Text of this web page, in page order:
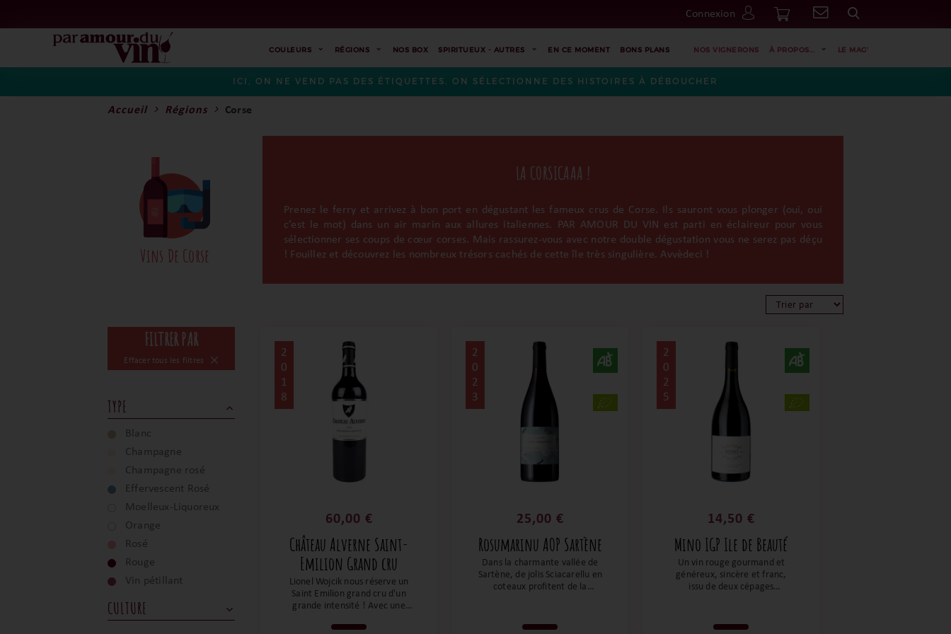
Connexion
Go
COULEURS RÉGIONS NOS BOX SPIRITUEUX - AUTRES EN CE MOMENT BONS PLANS NOS VIGNERONS À PROPOS... LE MAG'
ICI, ON NE VEND PAS DES ÉTIQUETTES. ON SÉLECTIONNE DES HISTOIRES À DÉBOUCHER
Accueil Régions Corse
Vins De Corse
LA CORSICAAA !
Prenez le ferry et arrivez à bon port en dégustant les fameux crus de Corse. Ils sauront vous plonger (oui, oui
c’est le mot) dans un air marin aux allures italiennes. PAR AMOUR DU VIN est parti en éclaireur pour vous
sélectionner ses coups de cœur corses. Mais rassurez-vous avec notre double dégustation vous ne serez pas déçu
! Fouillez et découvrez les nombreux trésors cachés de cette île très singulière. Avvèdeci !
FILTRER PAR
Effacer tous les filtres
TYPE
Blanc
Champagne
Champagne rosé
Effervescent Rosé
Moelleux-Liquoreux
Orange
Rosé
Rouge
Vin pétillant
CULTURE
2
0
1
8
60,00 €
Château Alverne Saint-
Emilion Grand cru
Lionel Wojcik nous réserve un
Saint Emilion grand cru d'un
grande intensité ! Avec une
aromatique, des notes cerises
2
0
2
3
25,00 €
Rosumarinu AOP Sartène
Dans la charmante vallée de
Sartène, de jolis Sciacarellu en
coteaux profitent de la
s’expriment de manière
2
0
2
5
14,50 €
Mino IGP Ile de Beauté
Un vin rouge gourmand et
généreux, sincère et franc,
issu de deux cépages
de Syrah. Dotée d’une